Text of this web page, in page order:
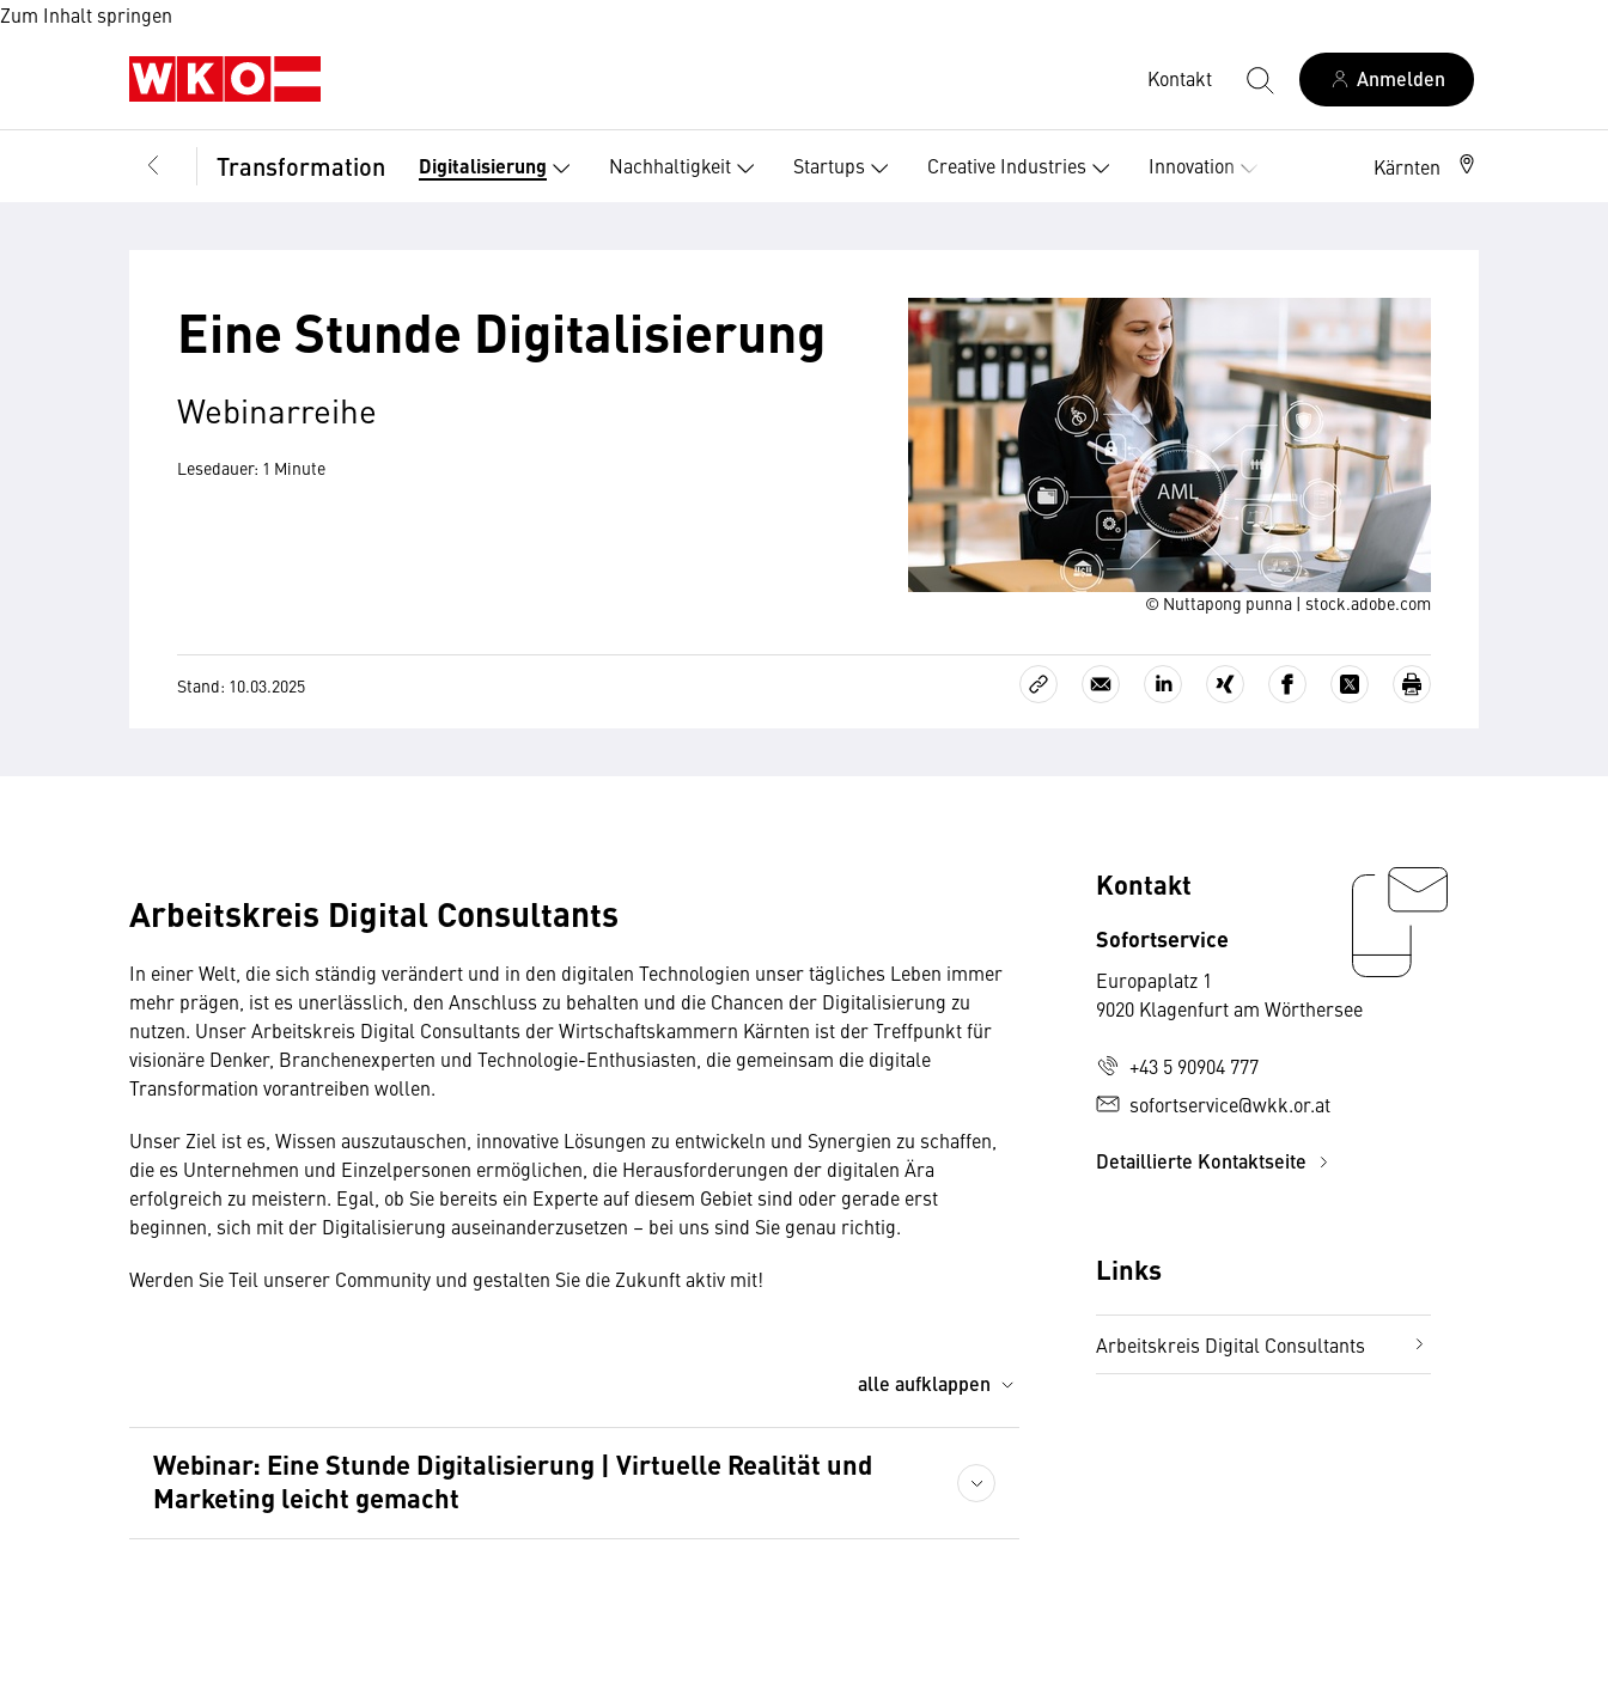
Zum Inhalt springen
Kontakt Anmelden
Transformation Digitalisierung Nachhaltigkeit Startups Creative Industries Innovation Kärnten
© Nuttapong punna | stock.adobe.com
Eine Stunde Digitalisierung
Webinarreihe
Lesedauer: 1 Minute
Stand: 10.03.2025
Arbeitskreis Digital Consultants
In einer Welt, die sich ständig verändert und in den digitalen Technologien unser tägliches Leben immer
mehr prägen, ist es unerlässlich, den Anschluss zu behalten und die Chancen der Digitalisierung zu
nutzen. Unser Arbeitskreis Digital Consultants der Wirtschaftskammern Kärnten ist der Treffpunkt für
visionäre Denker, Branchenexperten und Technologie-Enthusiasten, die gemeinsam die digitale
Transformation vorantreiben wollen.
Unser Ziel ist es, Wissen auszutauschen, innovative Lösungen zu entwickeln und Synergien zu schaffen,
die es Unternehmen und Einzelpersonen ermöglichen, die Herausforderungen der digitalen Ära
erfolgreich zu meistern. Egal, ob Sie bereits ein Experte auf diesem Gebiet sind oder gerade erst
beginnen, sich mit der Digitalisierung auseinanderzusetzen – bei uns sind Sie genau richtig.
Werden Sie Teil unserer Community und gestalten Sie die Zukunft aktiv mit!
alle aufklappen
Webinar: Eine Stunde Digitalisierung | Virtuelle Realität und
Marketing leicht gemacht
Kontakt
Sofortservice
Europaplatz 1
9020 Klagenfurt am Wörthersee
+43 5 90904 777
sofortservice@wkk.or.at
Detaillierte Kontaktseite
Links
Arbeitskreis Digital Consultants